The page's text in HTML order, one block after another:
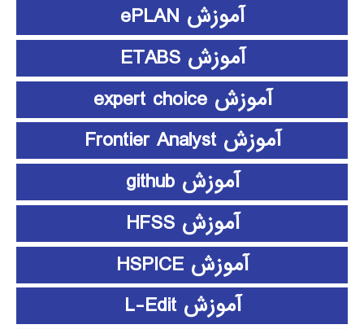
آموزش ePLAN
آموزش ETABS
آموزش expert choice
آموزش Frontier Analyst
آموزش github
آموزش HFSS
آموزش HSPICE
آموزش L-Edit